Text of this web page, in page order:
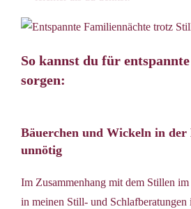
So kannst du für
sorgen:
Bäuerchen und Wickeln in der
unnötig
Im Zusammenhang mit dem Stillen
in meinen Still- und Schlafberatungen